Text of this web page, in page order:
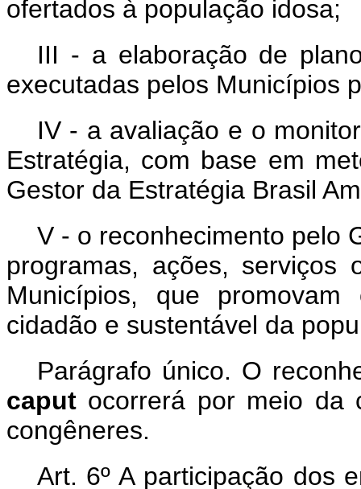
ofertados à população idosa;
III - a elaboração de
executadas pelos Municípios
IV - a avaliação e o
Estratégia, com base em
Gestor da Estratégia Brasil
V - o reconhecimento pelo
programas, ações, serviços
Municípios, que promovam
cidadão e sustentável da
Parágrafo único. O
caput ocorrerá por meio da
congêneres.
Art. 6º A participação dos